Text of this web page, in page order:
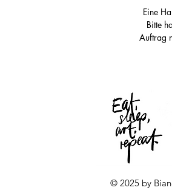
Eine
Bitte
Auftrag
© 2025 by